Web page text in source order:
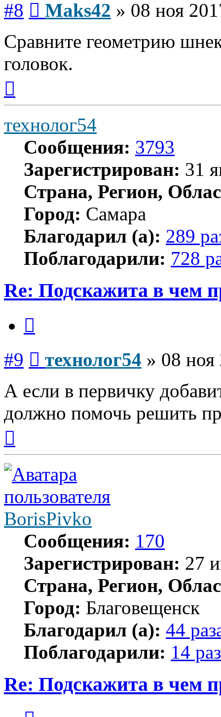
#8 Maks42 » 08 ноя
Сравните геометрию
головок.
началу
технолог54
Сообщения: 3793
Зарегистрирован: 31
Страна, Регион,
Город: Самара
Благодарил (а): 289
Поблагодарили: 728
Re: Подскажита в чем
#9 технолог54 » 08 ноя
А если в первичку
должно помочь решить
началу
BorisPivko
Сообщения: 170
Зарегистрирован: 27
Страна, Регион,
Город: Благовещенск
Благодарил (а): 44
Поблагодарили: 14 раз
Re: Подскажита в чем